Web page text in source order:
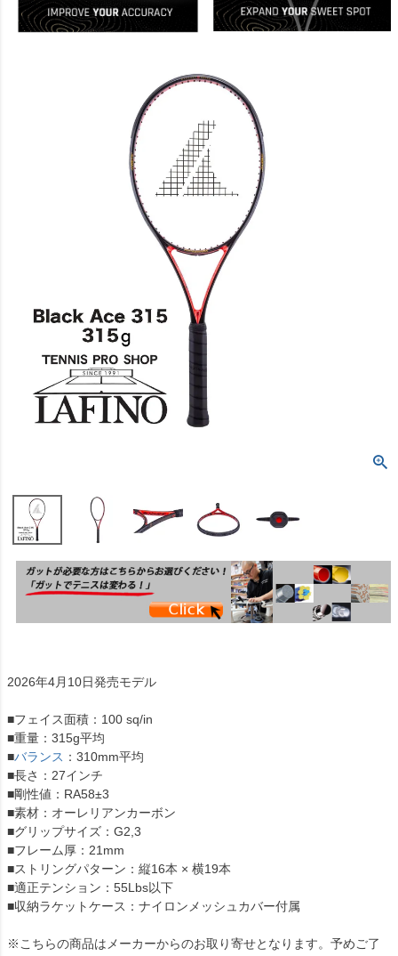
2026年4月10日発売モデル
■フェイス面積：100 sq/in
■重量：315g平均
■バランス ：310mm平均
■長さ：27インチ
■剛性値：RA58±3
■素材：オーレリアンカーボン
■グリップサイズ：G2,3
■フレーム厚：21mm
■ストリングパターン：縦16本 × 横19本
■適正テンション：55Lbs以下
■収納ラケットケース：ナイロンメッシュカバー付属
※こちらの商品はメーカーからのお取り寄せとなります。予めご了